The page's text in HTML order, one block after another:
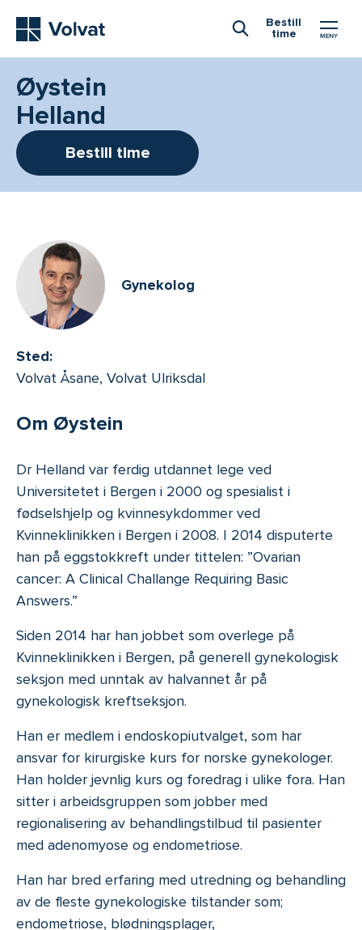
Bestill
time
Øystein
Helland
Bestill time
Gynekolog
Sted:
Volvat Åsane, Volvat Ulriksdal
Om Øystein
Dr Helland var ferdig utdannet lege ved
Universitetet i Bergen i 2000 og spesialist i
fødselshjelp og kvinnesykdommer ved
Kvinneklinikken i Bergen i 2008. I 2014 disputerte
han på eggstokkreft under tittelen: ”Ovarian
cancer: A Clinical Challange Requiring Basic
Answers.”
Siden 2014 har han jobbet som overlege på
Kvinneklinikken i Bergen, på generell gynekologisk
seksjon med unntak av halvannet år på
gynekologisk kreftseksjon.
Han er medlem i endoskopiutvalget, som har
ansvar for kirurgiske kurs for norske gynekologer.
Han holder jevnlig kurs og foredrag i ulike fora. Han
sitter i arbeidsgruppen som jobber med
regionalisering av behandlingstilbud til pasienter
med adenomyose og endometriose.
Han har bred erfaring med utredning og behandling
av de fleste gynekologiske tilstander som;
endometriose, blødningsplager,